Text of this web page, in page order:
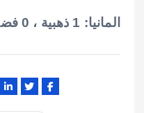
المانيا: 1 ذهبية ، 0 فضية ، 0 برونزية.